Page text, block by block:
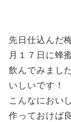
先日仕込んだ
月１７日に蜂
飲んでみまし
いしいです！
こんなにおい
作っておけば